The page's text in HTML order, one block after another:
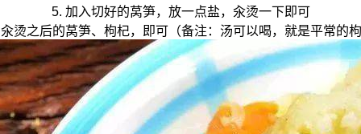
5. 加入切好的莴笋，放一点盐，汆烫一下即可
烫之后的莴笋、枸杞，即可（备注：汤可以喝，就是平常的